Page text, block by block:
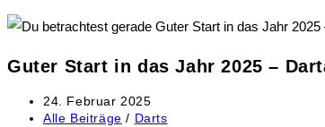
Guter Start in das Jahr 2025 –
24. Februar 2025
Alle Beiträge / Darts